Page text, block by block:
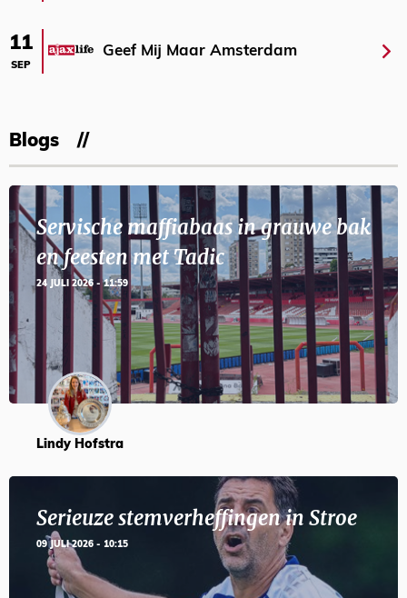
11
SEP
Geef Mij Maar Amsterdam
Blogs
Servische maffiabaas in grauwe bak
en feesten met Tadic
24 JULI 2026 - 11:59
Lindy Hofstra
Serieuze stemverheffingen in Stroe
09 JULI 2026 - 10:15